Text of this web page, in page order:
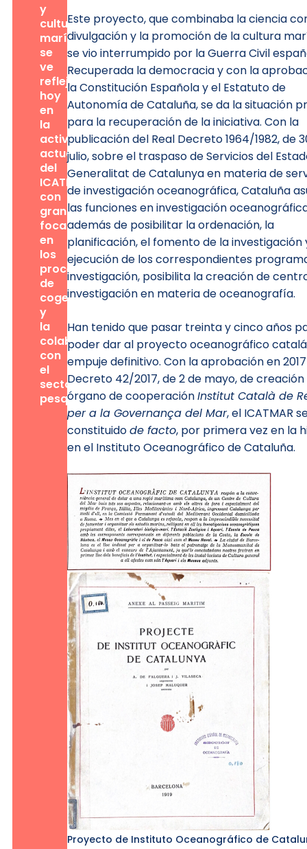
y
cultura
marítima
se
ve
reflejada
hoy
en
la
actividad
actual
del
ICATMAR,
con
gran
focalización
en
los
procesos
de
cogestión
y
la
colaboración
con
el
sector
pesquero.
Este proyecto, que combinaba la ciencia
divulgación y la promoción de la cultura
se vio interrumpido por la Guerra Civil
Recuperada la democracia y con la
la Constitución Española y el Estatuto de
Autonomía de Cataluña, se da la situación
para la recuperación de la iniciativa. Con la
publicación del Real Decreto 1964/1982, de
julio, sobre el traspaso de Servicios del
Generalitat de Catalunya en materia de
de investigación oceanográfica, Cataluña
las funciones en investigación
además de posibilitar la ordenación, la
planificación, el fomento de la investigación
ejecución de los correspondientes
investigación, posibilita la creación de
investigación en materia de oceanografía.
Han tenido que pasar treinta y cinco años
poder dar al proyecto oceanográfico
empuje definitivo. Con la aprobación en
Decreto 42/2017, de 2 de mayo, de creación
órgano de cooperaciónInstitut Català de
per a la Governança del Mar, el ICATMAR
constituidode facto, por primera vez en la
en el Instituto Oceanográfico de Cataluña.
Proyecto de Instituto Oceanográfico de